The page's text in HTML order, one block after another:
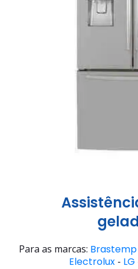
Para as marcas: Brastemp
Electrolux- LG